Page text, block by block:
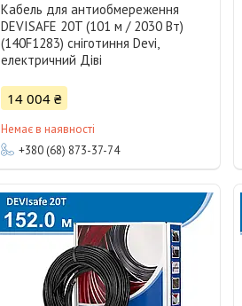
Кабель для антиобмереження
DEVISAFE 20T (101 м / 2030 Вт)
(140F1283) сніготиння Devi,
електричний Діві
14 004 ₴
Немає в наявності
+380 (68) 873-37-74